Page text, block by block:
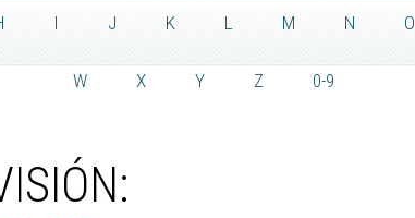
I J K L M N O
W X Y Z 0-9